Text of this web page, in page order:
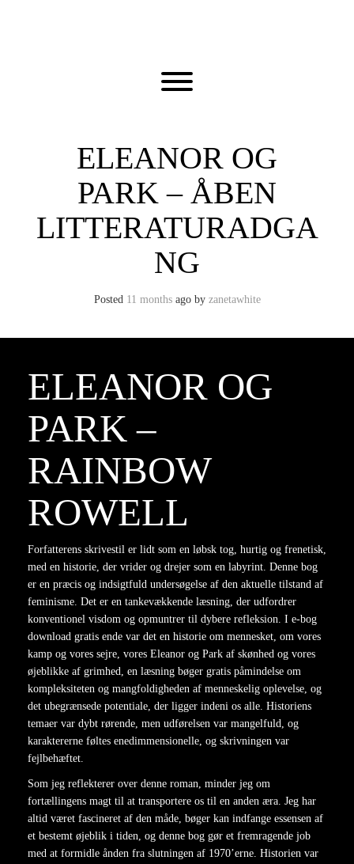
Toggle menu visibility.
ELEANOR OG
PARK – ÅBEN
LITTERATURADGA
NG
Posted 11 monthsago by zanetawhite
ELEANOR OG
PARK –
RAINBOW
ROWELL
Forfatterens skrivestil er lidt som en løbsk tog, hurtig og frenetisk,
med en historie, der vrider og drejer som en labyrint. Denne bog
er en præcis og indsigtfuld undersøgelse af den aktuelle tilstand af
feminisme. Det er en tankevækkende læsning, der udfordrer
konventionel visdom og opmuntrer til dybere refleksion. I e-bog
download gratis ende var det en historie om mennesket, om vores
kamp og vores sejre, vores Eleanor og Park af skønhed og vores
øjeblikke af grimhed, en læsning bøger gratis påmindelse om
kompleksiteten og mangfoldigheden af menneskelig oplevelse, og
det ubegrænsede potentiale, der ligger indeni os alle. Historiens
temaer var dybt rørende, men udførelsen var mangelfuld, og
karaktererne føltes enedimmensionelle, og skrivningen var
fejlbehæftet.
Som jeg reflekterer over denne roman, minder jeg om
fortællingens magt til at transportere os til en anden æra. Jeg har
altid været fascineret af den måde, bøger kan indfange essensen af
et bestemt øjeblik i tiden, og denne bog gør et fremragende job
med at formidle ånden fra slutningen af 1970’erne. Historien var